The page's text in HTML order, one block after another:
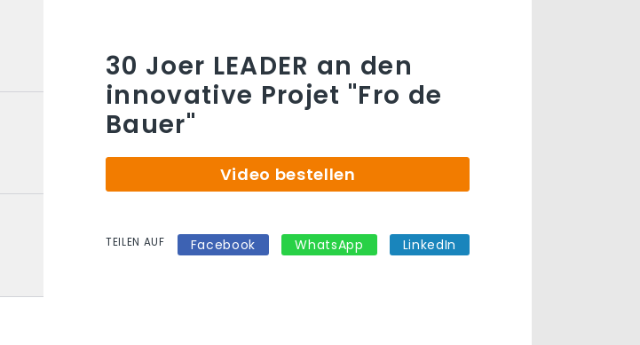
30 Joer LEADER an den
innovative Projet "Fro de
Bauer"
Video bestellen
TEILEN AUF Facebook WhatsApp LinkedIn